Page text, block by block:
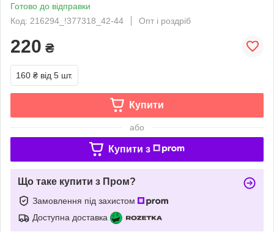
Готово до відправки
Код: 216294_!377318_42-44
Опт і роздріб
220 ₴
160 ₴ від 5 шт.
Купити
або
Купити з
Що таке купити з Пром?
Замовлення під захистом
Доступна доставка